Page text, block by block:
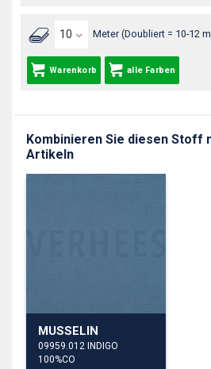
Meter (Doubliert = 10-12
Warenkorb alle Farben
Kombinieren Sie diesen Stoff
Artikeln
MUSSELIN
09959.012 INDIGO
100%CO